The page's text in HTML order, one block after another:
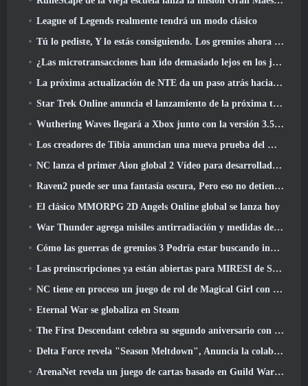
League of Legends realmente tendrá un modo clásico
Tú lo pediste, Y lo estás consiguiendo. Los gremios ahora están disponibles en Eterspire
¿Las microtransacciones han ido demasiado lejos en los juegos gratuitos??
La próxima actualización de NTE da un paso atrás hacia un juego de mesa de fantasía
Star Trek Online anuncia el lanzamiento de la próxima temporada “Undiscovered”
Wuthering Waves llegará a Xbox junto con la versión 3.5 Actualizar
Los creadores de Tibia anuncian una nueva prueba del MMORPG de zombis de la vieja escuela, Persistir en línea
NC lanza el primer Aion global 2 Vídeo para desarrolladores, Compartir detalles sobre el juego
Raven2 puede ser una fantasía oscura, Pero eso no detiene la diversión del verano
El clásico MMORPG 2D Angels Online global se lanza hoy
War Thunder agrega misiles antirradiación y medidas de soporte electrónico en la actualización de caballería pesada
Cómo las guerras de gremios 3 Podría estar buscando innovar en el espacio MMO
Las preinscripciones ya están abiertas para MIRESI de Smilegate: Futuro invisible
NC tiene en proceso un juego de rol de Magical Girl con un estilo artístico inspirado en el anime de los 90
Eternal War se globaliza en Steam
The First Descendant celebra su segundo aniversario con Descendant Fest 2026 Arroyo
Delta Force revela "Season Meltdown", Anuncia la colaboración de Rainbow Six Siege
ArenaNet revela un juego de cartas basado en Guild Wars, Atado a la niebla